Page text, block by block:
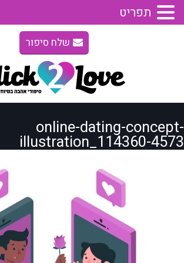
שלח סיפור
online-dating-concept-
illustration_114360-4573
תפריט